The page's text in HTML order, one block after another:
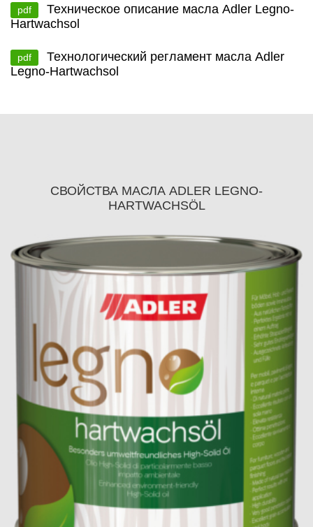
pdf
Техническое описание масла Adler Legno-
Hartwachsol
pdf
Технологический регламент масла Adler
Legno-Hartwachsol
СВОЙСТВА МАСЛА ADLER LEGNO-
HARTWACHSÖL